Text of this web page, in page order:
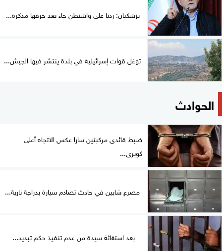
بزشكيان: ردنا على واشنطن جاء بعد خرقها مذكرة...
توغل قوات إسرائيلية في بلدة ينتشر فيها الجيش...
الحوادث
ضبط قائدى مركبتين سارا عكس الاتجاه أعلى
كوبرى...
مصرع شابين في حادث تصادم سيارة بدراجة نارية...
بعد استغاثة سيدة من عدم تنفيذ حكم تبديد...